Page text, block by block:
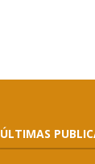
ÚLTIMAS